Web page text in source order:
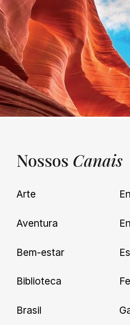
nossas
Nossos Canais
Arte
Aventura
Bem-estar
Biblioteca
Brasil